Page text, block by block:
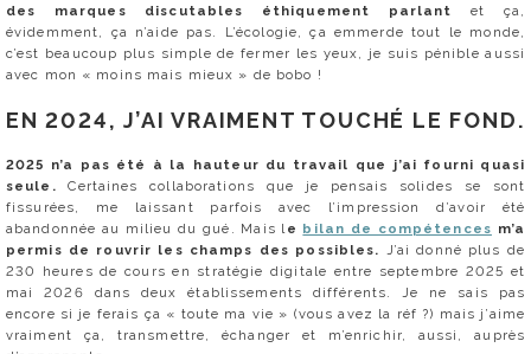
des marques discutables éthiquement parlant
et ça,
évidemment, ça n’aide pas. L’écologie, ça emmerde tout le monde,
c’est beaucoup plus simple de fermer les yeux, je suis pénible aussi
avec mon « moins mais mieux » de bobo !
EN 2024, J’AI VRAIMENT TOUCHÉ LE FOND.
2025 n’a pas été à la hauteur du travail que j’ai fourni quasi
seule. Certaines collaborations que je pensais solides se sont
fissurées, me laissant parfois avec l’impression d’avoir été
abandonnée au milieu du gué. Mais le bilan de compétences m’a
permis de rouvrir les champs des possibles. J’ai donné plus de
230 heures de cours en stratégie digitale entre septembre 2025 et
mai 2026 dans deux établissements différents. Je ne sais pas
encore si je ferais ça « toute ma vie » (vous avez la réf ?) mais j’aime
vraiment ça, transmettre, échanger et m’enrichir, aussi, auprès